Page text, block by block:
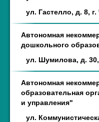
ул. Гастелло, д. 8,
Автономная
дошкольного
ул. Шумилова, д.
Автономная
образовательная
и управления"
ул.